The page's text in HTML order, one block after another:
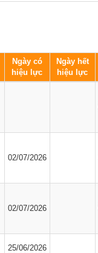
Ngày có
hiệu lực
Ngày hết
hiệu lực
02/07/2026
02/07/2026
25/06/2026